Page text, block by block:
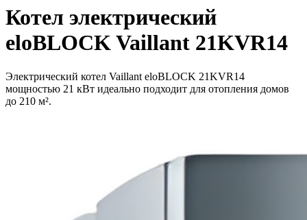
Котел электрический
eloBLOCK Vaillant 21KVR14
Электрический котел Vaillant eloBLOCK 21KVR14
мощностью 21 кВт идеально подходит для отопления домов
до 210 м².